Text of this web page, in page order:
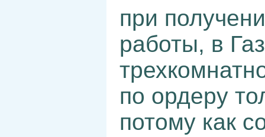
при
работы, в
по ордеру
потому как